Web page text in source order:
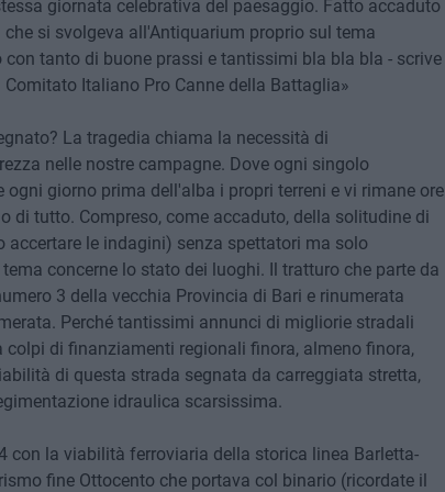
giornata celebrativa del paesaggio. Fatto accaduto
si svolgeva all'Antiquarium proprio sul tema
tanto di buone prassi e tantissimi bla bla bla - scrive
Italiano Pro Canne della Battaglia»
La tragedia chiama la necessità di
nelle nostre campagne. Dove ogni singolo
giorno prima dell'alba i propri terreni e vi rimane ore
di tutto. Compreso, come accaduto, della solitudine di
le indagini) senza spettatori ma solo
concerne lo stato dei luoghi. Il tratturo che parte da
3 della vecchia Provincia di Bari e rinumerata
Perché tantissimi annunci di migliorie stradali
di finanziamenti regionali finora, almeno finora,
di questa strada segnata da carreggiata stretta,
idraulica scarsissima.
con la viabilità ferroviaria della storica linea Barletta-
fine Ottocento che portava col binario (ricordate il